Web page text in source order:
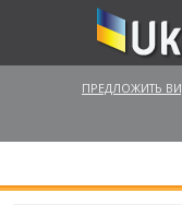
ПРЕДЛОЖИТЬ